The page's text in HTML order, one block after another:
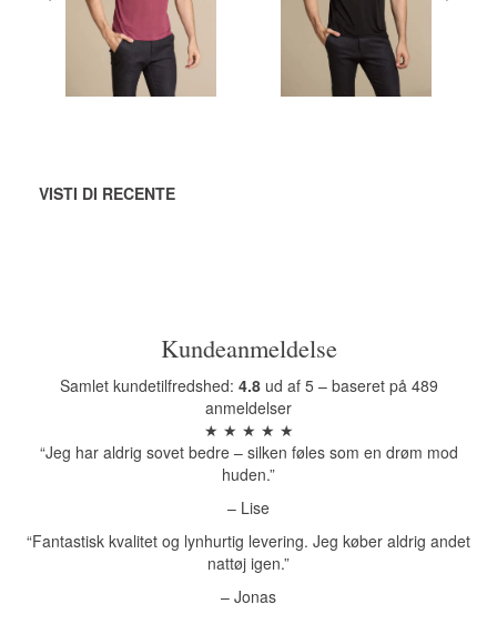
AGGIUNGI
AL
CARRELLO
AGGIUNGI
CARRELLO
VISTI DI RECENTE
Kundeanmeldelse
Samlet kundetilfredshed: 4.8ud af 5 – baseret på 489
anmeldelser
★ ★ ★ ★ ★
“Jeg har aldrig sovet bedre – silken føles som en drøm mod
huden.”
– Lise
“Fantastisk kvalitet og lynhurtig levering. Jeg køber aldrig andet
nattøj igen.”
– Jonas